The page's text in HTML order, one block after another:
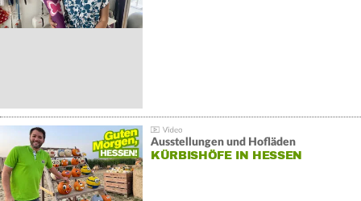
Ausstellungen und Hofläden
KÜRBISHÖFE IN HESSEN